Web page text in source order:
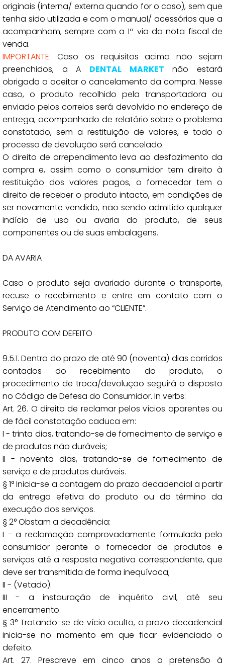
originais (interna/ externa quando for o caso), sem que
tenha sido utilizada e com o manual/ acessórios que a
acompanham, sempre com a 1ª via da nota fiscal de
venda.
IMPORTANTE:
Caso os requisitos acima não sejam
preenchidos, a A DENTAL MARKET não estará
obrigada a aceitar o cancelamento da compra. Nesse
caso, o produto recolhido pela transportadora ou
enviado pelos correios será devolvido no endereço de
entrega, acompanhado de relatório sobre o problema
constatado, sem a restituição de valores, e todo o
processo de devolução será cancelado.
O direito de arrependimento leva ao desfazimento da
compra e, assim como o consumidor tem direito à
restituição dos valores pagos, o fornecedor tem o
direito de receber o produto intacto, em condições de
ser novamente vendido, não sendo admitido qualquer
indício de uso ou avaria do produto, de seus
componentes ou de suas embalagens.
DA AVARIA
Caso o produto seja avariado durante o transporte,
recuse o recebimento e entre em contato com o
Serviço de Atendimento ao “CLIENTE”.
PRODUTO COM DEFEITO
9.5.1. Dentro do prazo de até 90 (noventa) dias corridos
contados do recebimento do produto, o
procedimento de troca/devolução seguirá o disposto
no Código de Defesa do Consumidor. In verbs:
Art. 26. O direito de reclamar pelos vícios aparentes ou
de fácil constatação caduca em:
I - trinta dias, tratando-se de fornecimento de serviço e
de produtos não duráveis;
II - noventa dias, tratando-se de fornecimento de
serviço e de produtos duráveis.
§ 1° Inicia-se a contagem do prazo decadencial a partir
da entrega efetiva do produto ou do término da
execução dos serviços.
§ 2° Obstam a decadência:
I - a reclamação comprovadamente formulada pelo
consumidor perante o fornecedor de produtos e
serviços até a resposta negativa correspondente, que
deve ser transmitida de forma inequívoca;
II - (Vetado).
III - a instauração de inquérito civil, até seu
encerramento.
§ 3° Tratando-se de vício oculto, o prazo decadencial
inicia-se no momento em que ficar evidenciado o
defeito.
Art. 27. Prescreve em cinco anos a pretensão à